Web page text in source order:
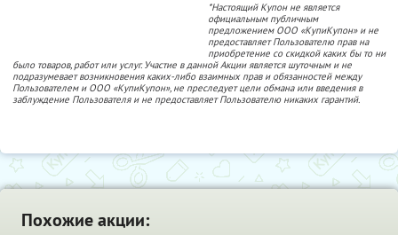
*Настоящий Купон не является
официальным публичным
предложением ООО «КупиКупон» и не
предоставляет Пользователю прав на
приобретение со скидкой каких бы то ни
было товаров, работ или услуг. Участие в данной Акции является шуточным и не
подразумевает возникновения каких-либо взаимных прав и обязанностей между
Пользователем и ООО «КупиКупон», не преследует цели обмана или введения в
заблуждение Пользователя и не предоставляет Пользователю никаких гарантий.
Похожие акции: